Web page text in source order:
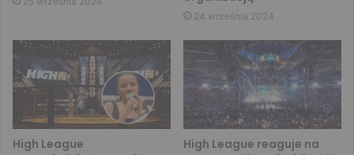
24 września 2024
High League
High League reaguje na